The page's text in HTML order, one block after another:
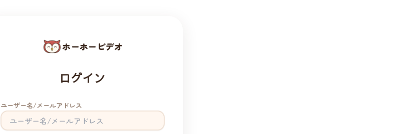
ホーホービデオ
ログイン
ユーザー名/メールアドレス